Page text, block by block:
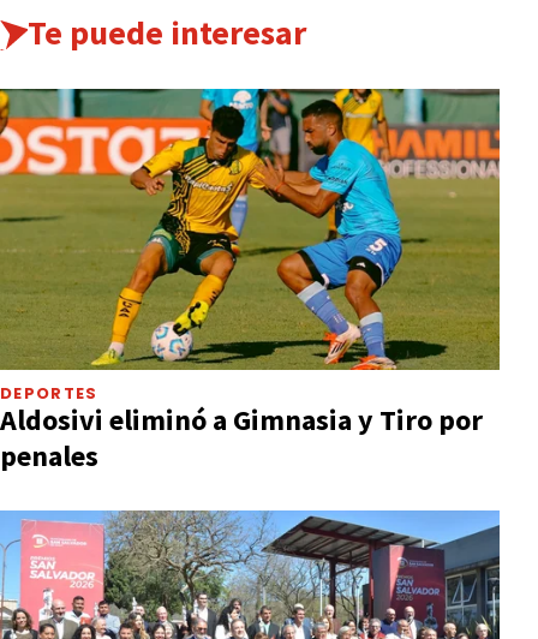
Te puede interesar
DEPORTES
Aldosivi eliminó a Gimnasia y Tiro por
penales